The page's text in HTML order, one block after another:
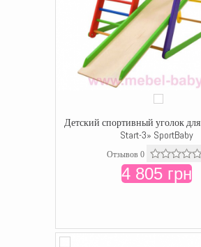
Детский спортивный уголок
Start-3» SportBaby
Отзывов 0
4 805 грн